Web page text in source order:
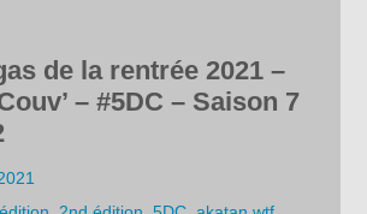
de la rentrée 2021 –
– #5DC – Saison 7